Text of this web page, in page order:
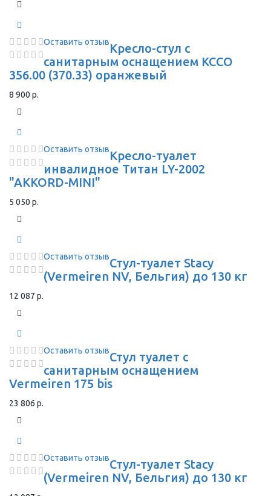
Оставить отзывКресло-стул с
санитарным оснащением КССО
356.00 (370.33) оранжевый
8 900 р.
Оставить отзывКресло-туалет
инвалидное Титан LY-2002
"AKKORD-MINI"
5 050 р.
Оставить отзывСтул-туалет Stacy
(Vermeiren NV, Бельгия) до 130 кг
12 087 р.
Оставить отзывСтул туалет с
санитарным оснащением
Vermeiren 175 bis
23 806 р.
Оставить отзывСтул-туалет Stacy
(Vermeiren NV, Бельгия) до 130 кг